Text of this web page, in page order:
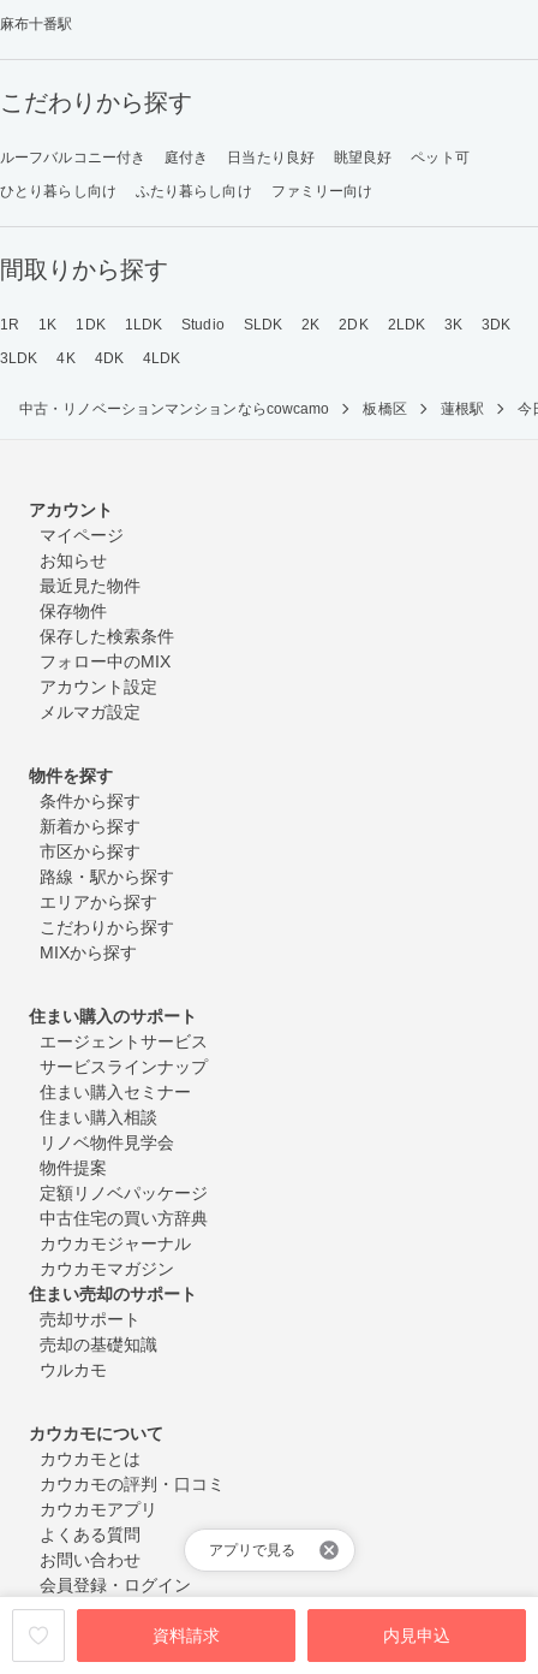
資料請求 内見申込
アプリで見る
麻布十番駅
こだわりから探す
ルーフバルコニー付き 庭付き 日当たり良好 眺望良好
ペット可
ひとり暮らし向け
ふたり暮らし向け ファミリー向け
間取りから探す
1R 1K 1DK 1LDK Studio SLDK 2K 2DK 2LDK 3K
3DK
3LDK
4K 4DK 4LDK
中古・リノベーションマンションならcowcamo 板橋区 蓮根駅 今
アカウント
マイページ
お知らせ
最近見た物件
保存物件
保存した検索条件
フォロー中のMIX
アカウント設定
メルマガ設定
物件を探す
条件から探す
新着から探す
市区から探す
路線・駅から探す
エリアから探す
こだわりから探す
MIXから探す
住まい購入のサポート
エージェントサービス
サービスラインナップ
住まい購入セミナー
住まい購入相談
リノベ物件見学会
物件提案
定額リノベパッケージ
中古住宅の買い方辞典
カウカモジャーナル
カウカモマガジン
住まい売却のサポート
売却サポート
売却の基礎知識
ウルカモ
カウカモについて
カウカモとは
カウカモの評判・口コミ
カウカモアプリ
よくある質問
お問い合わせ
会員登録・ログイン